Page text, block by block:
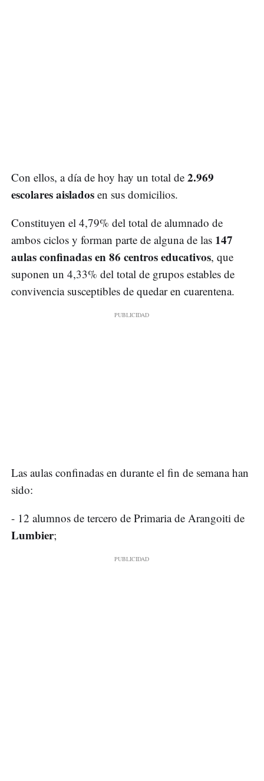
Con ellos, a día de hoy hay un total de 2.969
escolares aislados en sus domicilios.
Constituyen el 4,79% del total de alumnado de
ambos ciclos y forman parte de alguna de las 147
aulas confinadas en 86 centros educativos, que
suponen un 4,33% del total de grupos estables de
convivencia susceptibles de quedar en cuarentena.
Las aulas confinadas en durante el fin de semana han
sido:
- 12 alumnos de tercero de Primaria de Arangoiti de
Lumbier;